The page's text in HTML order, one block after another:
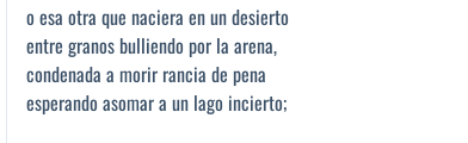
o esa otra que naciera en un desierto
entre granos bulliendo por la arena,
condenada a morir rancia de pena
esperando asomar a un lago incierto;